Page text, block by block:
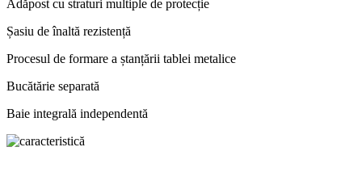
Adăpost cu straturi multiple de protecție
Șasiu de înaltă rezistență
Procesul de formare a ștanțării tablei metalice
Bucătărie separată
Baie integrală independentă